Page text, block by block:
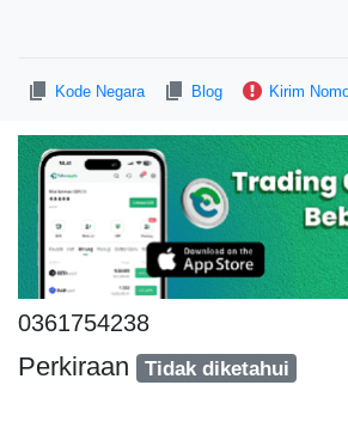
Kode Negara Blog Kirim
0361754238
Perkiraan Tidak diketahui